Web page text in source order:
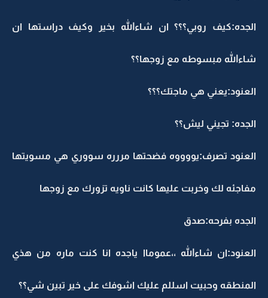
الجده:كيف روبي؟؟؟ ان شاءالله بخير وكيف دراستها ان
شاءالله مبسوطه مع زوجها؟؟
العنود:يعني هي ماجتك؟؟؟
الجده: تجيني ليش؟؟
العنود تصرف:يووووه فضحتها مررره سووري هي مسويتها
مفاجئه لك وخربت عليها كانت ناويه تزورك مع زوجها
الجده بفرحه:صدق
العنود:ان شاءالله ،،عموماا ياجده انا كنت ماره من هذي
المنطقه وحبيت اسللم عليك اشوفك على خير تبين شي؟؟